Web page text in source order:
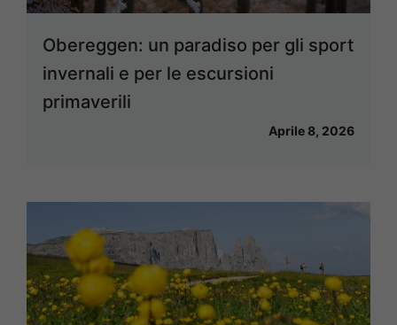
Obereggen: un paradiso per gli sport
invernali e per le escursioni
primaverili
Aprile 8, 2026